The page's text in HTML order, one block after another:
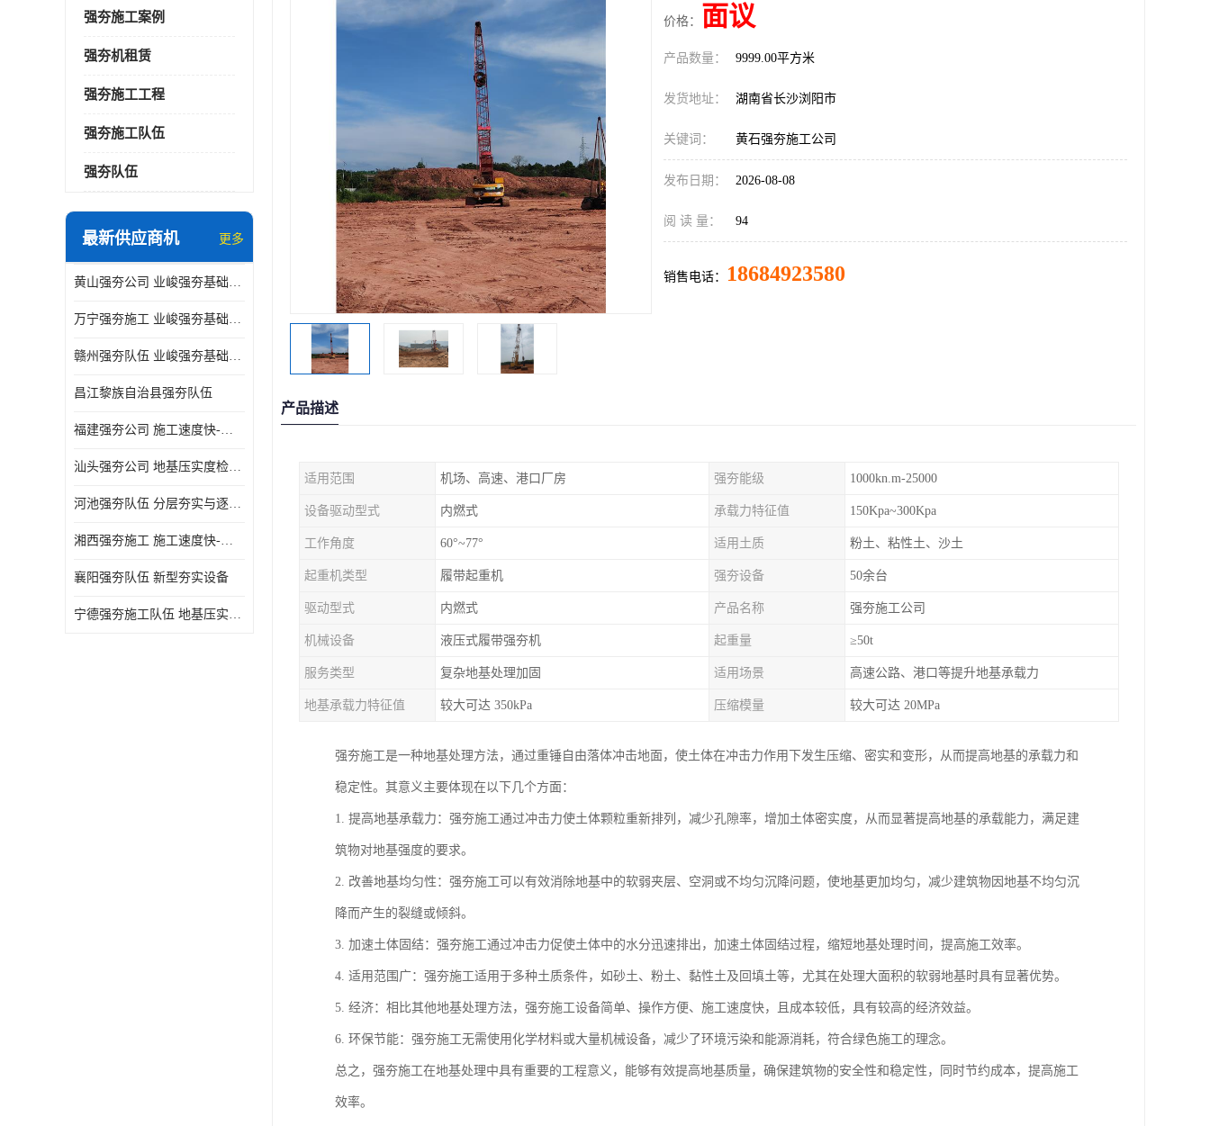
强夯施工案例
强夯机租赁
强夯施工工程
强夯施工队伍
强夯队伍
最新供应商机 更多
黄山强夯公司 业峻强夯基础工程
万宁强夯施工 业峻强夯基础工程
赣州强夯队伍 业峻强夯基础工程
昌江黎族自治县强夯队伍
福建强夯公司 施工速度快-施耐用性强
汕头强夯公司 地基压实度检测方法与标准
河池强夯队伍 分层夯实与逐层检测技术
湘西强夯施工 施工速度快-施耐用性强
襄阳强夯队伍 新型夯实设备
宁德强夯施工队伍 地基压实度检测方法与标准
价格： 面议
产品数量： 9999.00平方米
发货地址： 湖南省长沙浏阳市
关键词： 黄石强夯施工公司
发布日期： 2026-08-08
阅 读 量： 94
销售电话： 18684923580
产品描述
适用范围 机场、高速、港口厂房 强夯能级 1000kn.m-25000
设备驱动型式 内燃式 承载力特征值 150Kpa~300Kpa
工作角度 60°~77° 适用土质 粉土、粘性土、沙土
起重机类型 履带起重机 强夯设备 50余台
驱动型式 内燃式 产品名称 强夯施工公司
机械设备 液压式履带强夯机 起重量 ≥50t
服务类型 复杂地基处理加固 适用场景 高速公路、港口等提升地基承载力
地基承载力特征值 较大可达 350kPa 压缩模量 较大可达 20MPa
强夯施工是一种地基处理方法，通过重锤自由落体冲击地面，使土体在冲击力作用下发生压缩、密实和变形，从而提高地基的承载力和
稳定性。其意义主要体现在以下几个方面：
1. 提高地基承载力：强夯施工通过冲击力使土体颗粒重新排列，减少孔隙率，增加土体密实度，从而显著提高地基的承载能力，满足建
筑物对地基强度的要求。
2. 改善地基均匀性：强夯施工可以有效消除地基中的软弱夹层、空洞或不均匀沉降问题，使地基更加均匀，减少建筑物因地基不均匀沉
降而产生的裂缝或倾斜。
3. 加速土体固结：强夯施工通过冲击力促使土体中的水分迅速排出，加速土体固结过程，缩短地基处理时间，提高施工效率。
4. 适用范围广：强夯施工适用于多种土质条件，如砂土、粉土、黏性土及回填土等，尤其在处理大面积的软弱地基时具有显著优势。
5. 经济：相比其他地基处理方法，强夯施工设备简单、操作方便、施工速度快，且成本较低，具有较高的经济效益。
6. 环保节能：强夯施工无需使用化学材料或大量机械设备，减少了环境污染和能源消耗，符合绿色施工的理念。
总之，强夯施工在地基处理中具有重要的工程意义，能够有效提高地基质量，确保建筑物的安全性和稳定性，同时节约成本，提高施工
效率。